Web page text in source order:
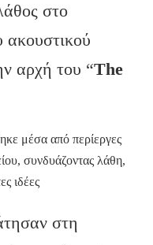
στο
ακουστικού
αρχή του “The
στη